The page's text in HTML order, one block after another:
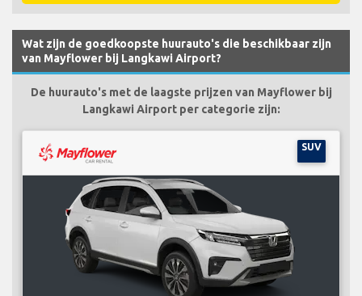
Wat zijn de goedkoopste huurauto's die beschikbaar zijn
van Mayflower bij Langkawi Airport?
De huurauto's met de laagste prijzen van Mayflower bij
Langkawi Airport per categorie zijn:
SUV